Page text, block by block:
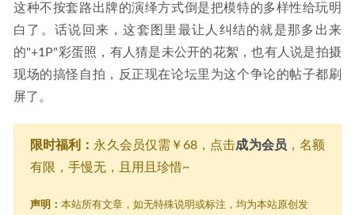
这种不按套路出牌的演绎方式倒是把模特的多样性给玩明
白了。话说回来，这套图里最让人纠结的就是那多出来
的"+1P"彩蛋照，有人猜是未公开的花絮，也有人说是拍摄
现场的搞怪自拍，反正现在论坛里为这个争论的帖子都刷
屏了。
限时福利： 永久会员仅需￥68，点击成为会员 ，名额
有限，手慢无，且用且珍惜~
声明： 本站所有文章，如无特殊说明或标注，均为本站原创发